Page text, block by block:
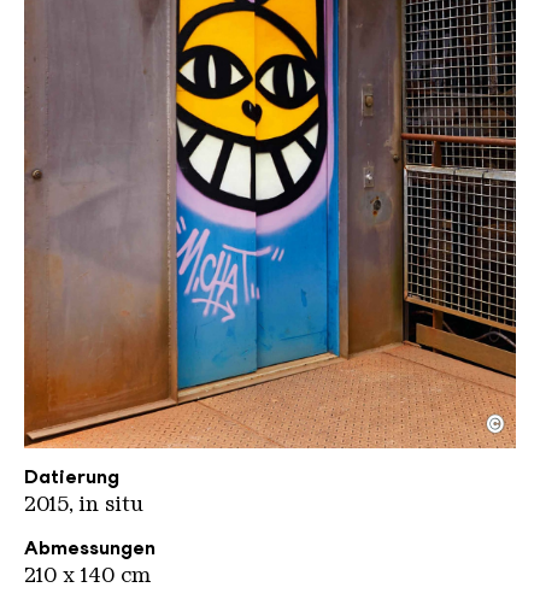
M.Chat
Copyright: Weltkulturerbe Völklinger Hütte /
©
Datierung
2015, in situ
Abmessungen
210 x 140 cm